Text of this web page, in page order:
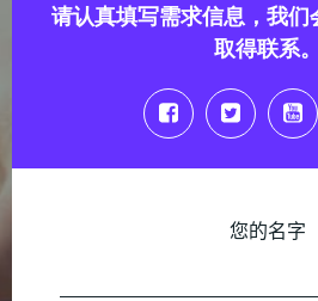
请认真填写需求信息，我
取得联系。
您的名字